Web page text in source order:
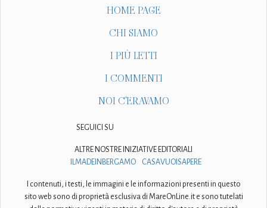
HOME PAGE
CHI SIAMO
I PIÙ LETTI
I COMMENTI
NOI C'ERAVAMO
SEGUICI SU
ALTRE NOSTRE INIZIATIVE EDITORIALI
ILMADEINBERGAMO
CASAVUOISAPERE
I contenuti, i testi, le immagini e le informazioni presenti in questo
sito web sono di proprietà esclusiva di MareOnLine.it e sono tutelati